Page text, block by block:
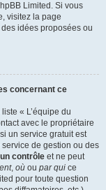
Limited. Si vous
visitez la page
idées proposées ou
concernant ce
« L’équipe du
avec le propriétaire
un service gratuit est
de gestion ou des
contrôle et ne peut
, où ou par qui ce
pour toute question